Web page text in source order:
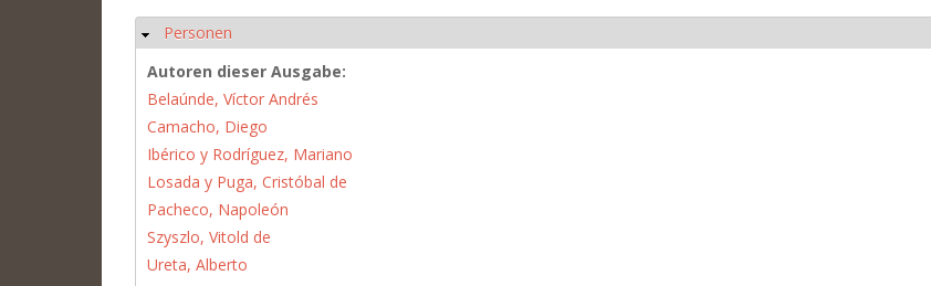
Ausblenden
Personen
Autoren dieser Ausgabe:
Belaúnde, Víctor Andrés
Camacho, Diego
Ibérico y Rodríguez, Mariano
Losada y Puga, Cristóbal de
Pacheco, Napoleón
Szyszlo, Vitold de
Ureta, Alberto